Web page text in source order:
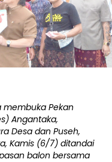
membuka Pekan
Angantaka,
Desa dan Puseh,
Kamis (6/7) ditandai
balon bersama